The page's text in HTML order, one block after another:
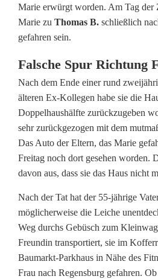
f
f
e
n
b
a
r
i
m
H
a
u
Marie erwürgt worden. Am Tag der
Marie zu Thomas B. schließlich
gefahren sein.
Falsche Spur Richtung
Nach dem Ende einer rund
älteren Ex-Kollegen habe sie die
Doppelhaushälfte zurückzugeben
sehr zurückgezogen mit dem
Das Auto der Eltern, das Marie
Freitag noch dort gesehen worden.
davon aus, dass sie das Haus nicht
Nach der Tat hat der 55-jährige
möglicherweise die Leiche
Weg durchs Gebüsch zum
Freundin transportiert, sie im
Baumarkt-Parkhaus in Nähe des
Frau nach Regensburg gefahren.